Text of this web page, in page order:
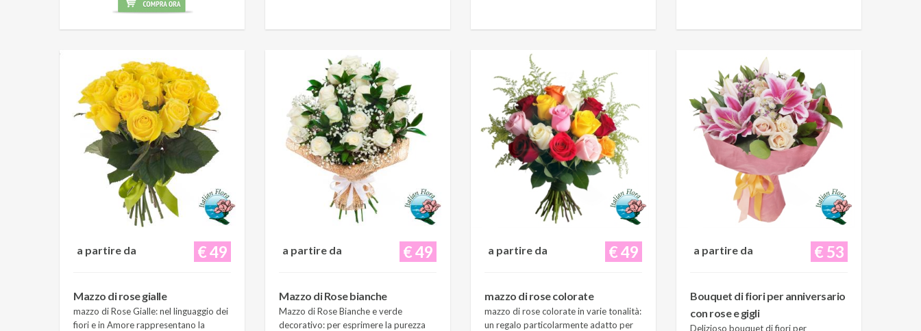
€ 49
a partire da
Mazzo di rose gialle
mazzo di Rose Gialle: nel linguaggio dei
fiori e in Amore rappresentano la
€ 49
a partire da
Mazzo di Rose bianche
Mazzo di Rose Bianche e verde
decorativo: per esprimere la purezza
€ 49
a partire da
mazzo di rose colorate
mazzo di rose colorate in varie tonalità:
un regalo particolarmente adatto per
€ 53
a partire da
Bouquet di fiori per anniversario
con rose e gigli
Delizioso bouquet di fiori per